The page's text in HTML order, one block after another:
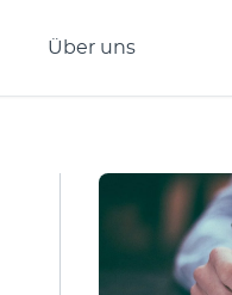
Über uns